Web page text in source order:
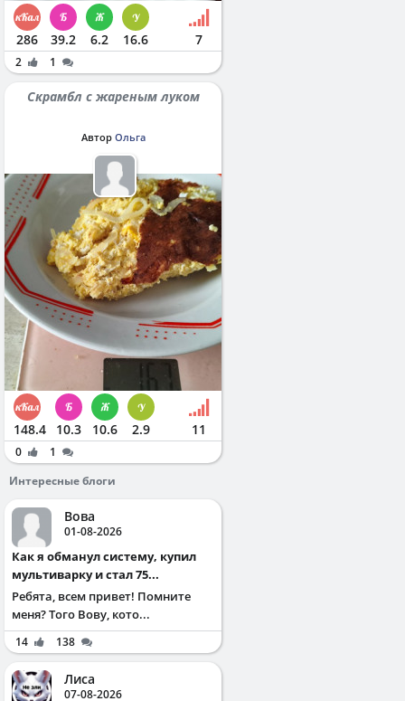
286 39.2 6.2 16.6 7
2 1
Скрамбл с жареным луком
Автор Ольга
148.4 10.3 10.6 2.9 11
0
1
Интересные блоги
Вова
01-08-2026
Как я обманул систему, купил
мультиварку и стал 75...
Ребята, всем привет! Помните
меня? Того Вову, кото...
14 138
Лиса
07-08-2026